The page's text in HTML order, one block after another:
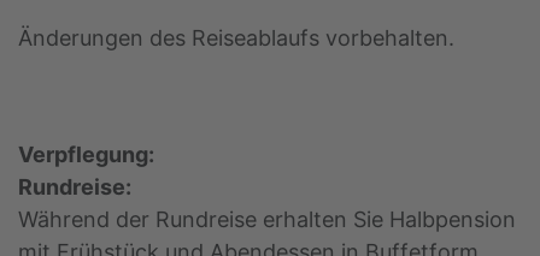
Änderungen des Reiseablaufs vorbehalten.
Verpflegung:
Rundreise:
Während der Rundreise erhalten Sie Halbpension